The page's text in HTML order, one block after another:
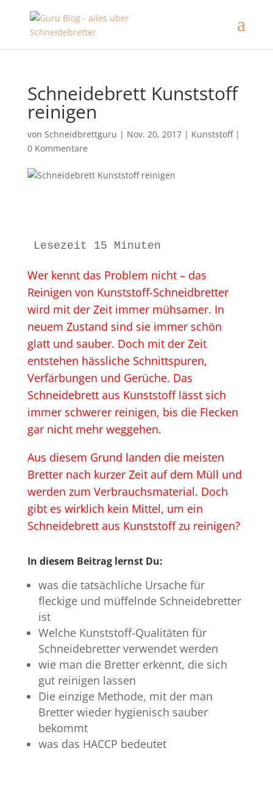
Schneidebrett Kunststoff
reinigen
von Schneidbrettguru | Nov. 20, 2017| Kunststoff|
0 Kommentare
Lesezeit 15 Minuten
Wer kennt das Problem nicht – das
Reinigen von Kunststoff-Schneidbretter
wird mit der Zeit immer mühsamer. In
neuem Zustand sind sie immer schön
glatt und sauber. Doch mit der Zeit
entstehen hässliche Schnittspuren,
Verfärbungen und Gerüche. Das
Schneidebrett aus Kunststoff lässt sich
immer schwerer reinigen, bis die Flecken
gar nicht mehr weggehen.
Aus diesem Grund landen die meisten
Bretter nach kurzer Zeit auf dem Müll und
werden zum Verbrauchsmaterial. Doch
gibt es wirklich kein Mittel, um ein
Schneidebrett aus Kunststoff zu reinigen?
In diesem Beitrag lernst Du:
was die tatsächliche Ursache für
fleckige und müffelnde Schneidebretter
ist
Welche Kunststoff-Qualitäten für
Schneidebretter verwendet werden
wie man die Bretter erkennt, die sich
gut reinigen lassen
Die einzige Methode, mit der man
Bretter wieder hygienisch sauber
bekommt
was das HACCP bedeutet